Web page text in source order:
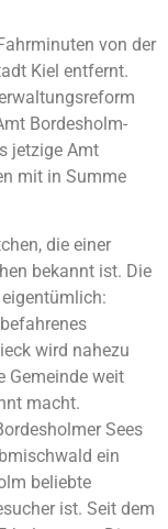
von der
Kiel entfernt.
Bordesholm-
jetzige Amt
mit in Summe
die einer
bekannt ist. Die
wird nahezu
Gemeinde weit
macht.
Sees
ein
beliebte
ist. Seit dem